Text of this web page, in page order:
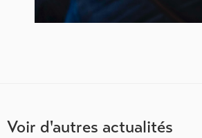
Voir d'autres actualités